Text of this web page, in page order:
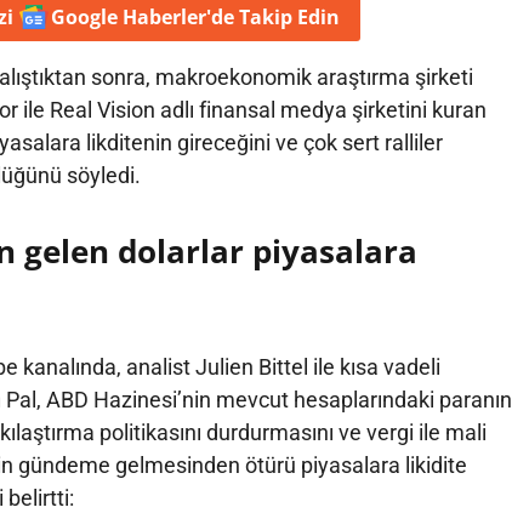
Google Haberler'deTakip Edin
sonra, makroekonomik araştırma şirketi
ile Real Vision adlı finansal medya şirketini kuran
likditenin gireceğini ve çok sert ralliler
söyledi.
gelen dolarlar piyasalara
kanalında, analist Julien Bittel ile kısa vadeli
ABD Hazinesi’nin mevcut hesaplarındaki paranın
politikasını durdurmasını ve vergi ile mali
gündeme gelmesinden ötürü piyasalara likidite
belirtti: